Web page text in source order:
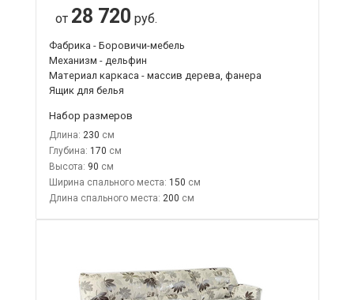
от 28 720 руб.
Фабрика - Боровичи-мебель
Механизм - дельфин
Материал каркаса - массив дерева, фанера
Ящик для белья
Набор размеров
Длина: 230
Глубина: 170
Высота: 90
Ширина спального места: 150
Длина спального места: 200